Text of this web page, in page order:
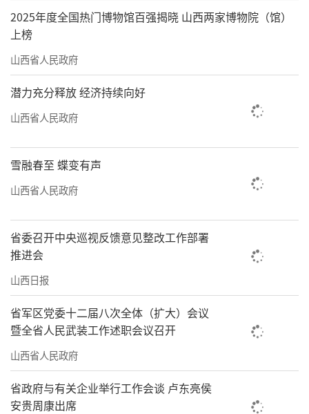
2025年度全国热门博物馆百强揭晓 山西两家博物院（馆）
上榜
山西省人民政府
潜力充分释放 经济持续向好
山西省人民政府
雪融春至 蝶变有声
山西省人民政府
省委召开中央巡视反馈意见整改工作部署
推进会
山西日报
省军区党委十二届八次全体（扩大）会议
暨全省人民武装工作述职会议召开
山西省人民政府
省政府与有关企业举行工作会谈 卢东亮侯
安贵周康出席